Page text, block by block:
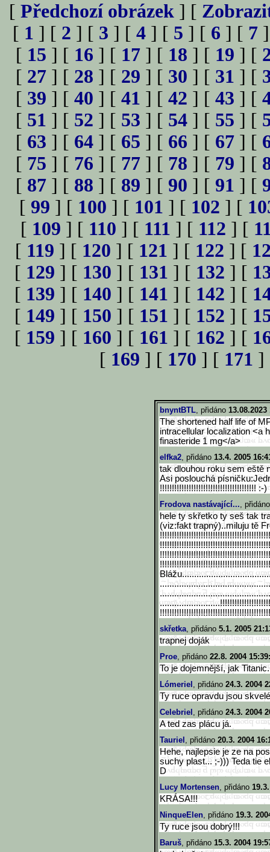
[ Předchozí obrázek ] [
[ 1 ] [ 2 ] [ 3 ] [ 4 ] [ 5 ] [ 6 ] [ 7
[ 15 ] [ 16 ] [ 17 ] [ 18 ] [ 19 ] [
[ 27 ] [ 28 ] [ 29 ] [ 30 ] [ 31 ] [
[ 39 ] [ 40 ] [ 41 ] [ 42 ] [ 43 ] [
[ 51 ] [ 52 ] [ 53 ] [ 54 ] [ 55 ] [
[ 63 ] [ 64 ] [ 65 ] [ 66 ] [ 67 ] [
[ 75 ] [ 76 ] [ 77 ] [ 78 ] [ 79 ] [
[ 87 ] [ 88 ] [ 89 ] [ 90 ] [ 91 ] [
[ 99 ] [ 100 ] [ 101 ] [ 102 ] [
[ 109 ] [ 110 ] [ 111 ] [ 112 ] [
[ 119 ] [ 120 ] [ 121 ] [ 122 ] [
[ 129 ] [ 130 ] [ 131 ] [ 132 ] [
[ 139 ] [ 140 ] [ 141 ] [ 142 ] [
[ 149 ] [ 150 ] [ 151 ] [ 152 ] [
[ 159 ] [ 160 ] [ 161 ] [ 162 ] [
[ 169 ] [ 170 ] [ 171 ]
bnyntBTL, přidáno 13.08.2023
The shortened half life of
intracellular localization <a
finasteride 1 mg</a>
elfka2, přidáno 13.4. 2005
tak dlouhou roku sem eště
Asi poslouchá
!!!!!!!!!!!!!!!!!!!!!!!!!!!!!!!!!!!!!!!! :-)
Frodova nastávající...,
hele ty skřetko ty seš tak
(viz:fakt trapný)..miluju tě
!!!!!!!!!!!!!!!!!!!!!!!!!!!!!!
!!!!!!!!!!!!!!!!!!!!!!!!!!!!!!
!!!!!!!!!!!!!!!!!!!!!!!!!!!!!!
!!!!!!!!!!!!!!!!!!!!!!!!!!!!!!
Blážu.........................
..............................
..............................
.........................!!!!!
!!!!!!!!!!!!!!!!!!!!!!!!!!!!!!
skřetka, přidáno 5.1. 2005
trapnej doják
Proe, přidáno 22.8. 2004
To je dojemnější, jak Titanic.
Lómeriel , přidáno 24.3. 2004
Ty ruce opravdu jsou skvelé
Celebriel , přidáno 24.3. 2004
A ted zas plácu já.
Tauriel , přidáno 20.3. 2004
Hehe, najlepsie je ze na
suchy plast... ;-))) Teda tie
D
Lucy Mortensen, přidáno
KRÁSA!!!
NinqueElen, přidáno 19.3.
Ty ruce jsou dobrý!!!
Baruš, přidáno 15.3. 2004